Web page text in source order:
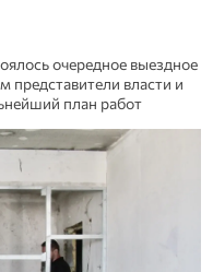
очередное выездное
представители власти и
план работ